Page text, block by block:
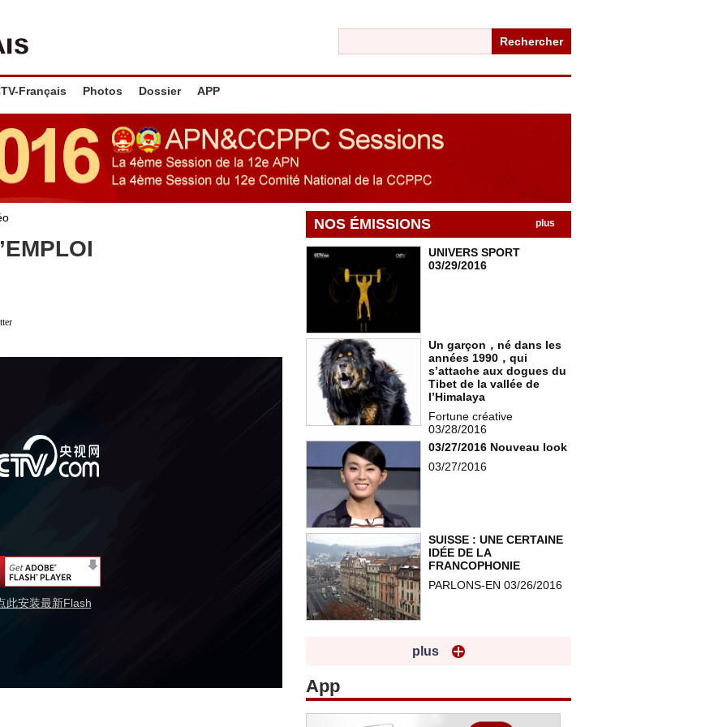
Rechercher
Français Photos Dossier APP
此安装最新Flash
NOS ÉMISSIONS plus
UNIVERS SPORT
03/29/2016
Un garçon，né dans les
années 1990，qui
s’attache aux dogues du
Tibet de la vallée de
l’Himalaya
Fortune créative
03/28/2016
03/27/2016 Nouveau look
03/27/2016
SUISSE : UNE CERTAINE
IDÉE DE LA
FRANCOPHONIE
PARLONS-EN 03/26/2016
plus
App